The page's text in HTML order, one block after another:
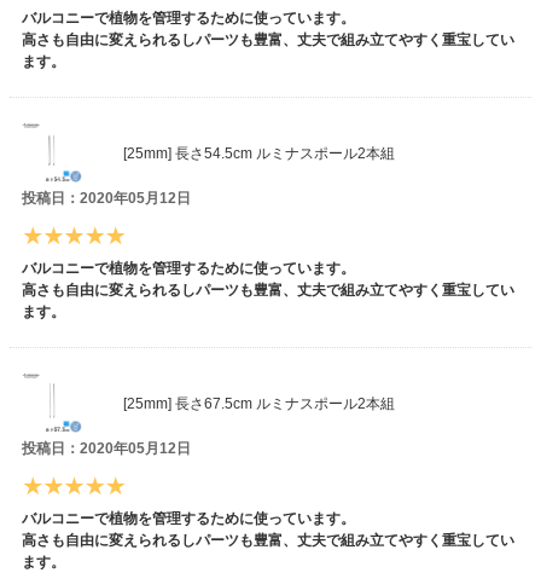
バルコニーで植物を管理するために使っています。
高さも自由に変えられるしパーツも豊富、丈夫で組み立てやすく重宝してい
ます。
[25mm] 長さ54.5cm ルミナスポール2本組
投稿日：2020年05月12日
バルコニーで植物を管理するために使っています。
高さも自由に変えられるしパーツも豊富、丈夫で組み立てやすく重宝してい
ます。
[25mm] 長さ67.5cm ルミナスポール2本組
投稿日：2020年05月12日
バルコニーで植物を管理するために使っています。
高さも自由に変えられるしパーツも豊富、丈夫で組み立てやすく重宝してい
ます。